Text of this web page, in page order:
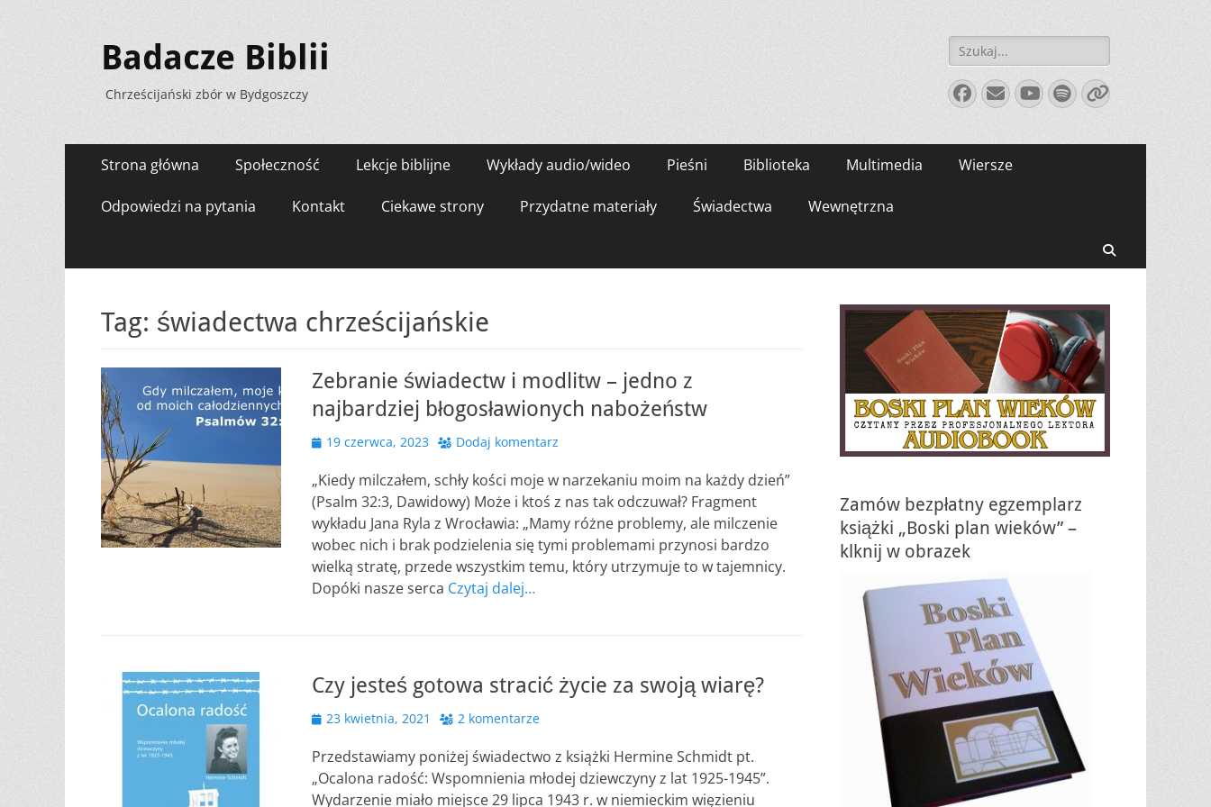
Badacze Biblii
Chrześcijański zbór w Bydgoszczy
Szukaj:
Facebook
E-
mail
YouTube
Spotify
Link
Menu
zawartości
Strona główna Społeczność Lekcje biblijne Wykłady audio/wideo Pieśni Biblioteka Multimedia Wiersze
Odpowiedzi na pytania Kontakt Ciekawe strony Przydatne materiały Świadectwa Wewnętrzna
Tag: świadectwa chrześcijańskie
Zebranie świadectw i modlitw – jedno z
najbardziej błogosławionych nabożeństw
Opublikowano
19 czerwca, 2023 Dodaj komentarz
„Kiedy milczałem, schły kości moje w narzekaniu moim na każdy dzień”
(Psalm 32:3, Dawidowy) Może i ktoś z nas tak odczuwał? Fragment
wykładu Jana Ryla z Wrocławia: „Mamy różne problemy, ale milczenie
wobec nich i brak podzielenia się tymi problemami przynosi bardzo
wielką stratę, przede wszystkim temu, który utrzymuje to w tajemnicy.
Dopóki nasze serca Czytaj dalej…
Czy jesteś gotowa stracić życie za swoją wiarę?
Opublikowano
23 kwietnia, 2021 2 komentarze
Przedstawiamy poniżej świadectwo z książki Hermine Schmidt pt.
„Ocalona radość: Wspomnienia młodej dziewczyny z lat 1925-1945”.
Wydarzenie miało miejsce 29 lipca 1943 r. w niemieckim więzieniu
Zamów bezpłatny egzemplarz
książki „Boski plan wieków” –
klknij w obrazek